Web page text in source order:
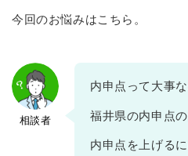
今回のお悩みはこちら。
相談者
内申点って大事な
福井県の内申点
内申点を上げる